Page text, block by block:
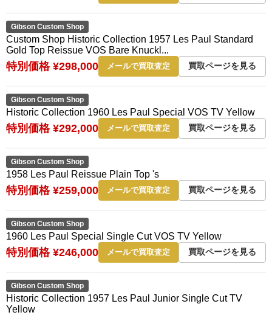
Gibson Custom Shop
Custom Shop Historic Collection 1957 Les Paul Standard
Gold Top Reissue VOS Bare Knuckl...
特別価格 ¥298,000 メールで買取査定 買取ページを見る
Gibson Custom Shop
Historic Collection 1960 Les Paul Special VOS TV Yellow
特別価格 ¥292,000 メールで買取査定 買取ページを見る
Gibson Custom Shop
1958 Les Paul Reissue Plain Top 's
特別価格 ¥259,000 メールで買取査定 買取ページを見る
Gibson Custom Shop
1960 Les Paul Special Single Cut VOS TV Yellow
特別価格 ¥246,000 メールで買取査定 買取ページを見る
Gibson Custom Shop
Historic Collection 1957 Les Paul Junior Single Cut TV
Yellow